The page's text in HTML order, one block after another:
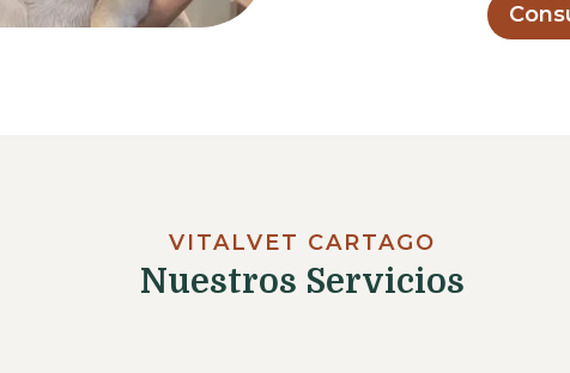
VITALVET CARTAGO
Nuestros Servicios